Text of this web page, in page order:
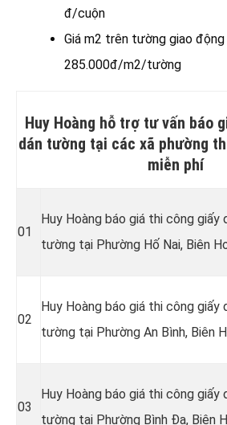
đ/cuộn
Giá m2 trên tường giao
285.000đ/m2/tường
Huy Hoàng hỗ trợ tư vấn báo
dán tường tại các xã phường
miễn phí
01
Huy Hoàng báo giá thi công giấy
tường tại Phường Hố Nai, Biên
02
Huy Hoàng báo giá thi công giấy
tường tại Phường An Bình, Biên
03
Huy Hoàng báo giá thi công giấy
tường tại Phường Bình Đa, Biên